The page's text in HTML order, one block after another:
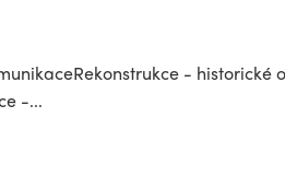
- historické
-...